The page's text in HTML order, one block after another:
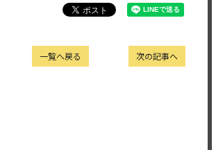
次の記事へ
一覧へ戻る